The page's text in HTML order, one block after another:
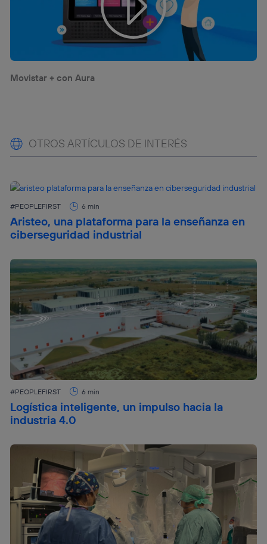
Movistar + con Aura
OTROS ARTÍCULOS DE INTERÉS
Aristeo, una plataforma para la enseñanza en
ciberseguridad industrial
#PEOPLEFIRST 6 min
Logística inteligente, un impulso hacia la
industria 4.0
#PEOPLEFIRST 6 min